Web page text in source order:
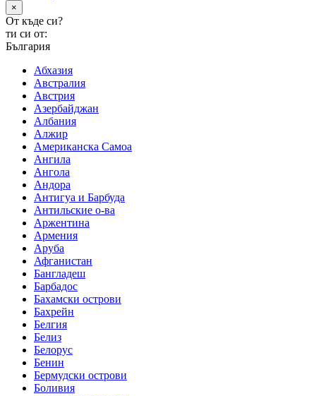
×
От къде си?
ти си от:
България
Абхазия
Австралия
Австрия
Азербайджан
Албания
Алжир
Американска Самоа
Ангила
Ангола
Андора
Антигуа и Барбуда
Антильские о-ва
Аржентина
Армения
Аруба
Афганистан
Бангладеш
Барбадос
Бахамски острови
Бахрейн
Белгия
Белиз
Белорус
Бенин
Бермудски острови
Боливия